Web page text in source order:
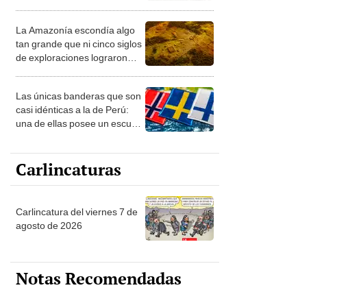
desierto en un paisaje con
más vida
La Amazonía escondía algo
tan grande que ni cinco siglos
de exploraciones lograron
sabía sobre su pasado
Las únicas banderas que son
casi idénticas a la de Perú:
una de ellas posee un escudo
Carlincaturas
Carlincatura del viernes 7 de
agosto de 2026
Notas Recomendadas